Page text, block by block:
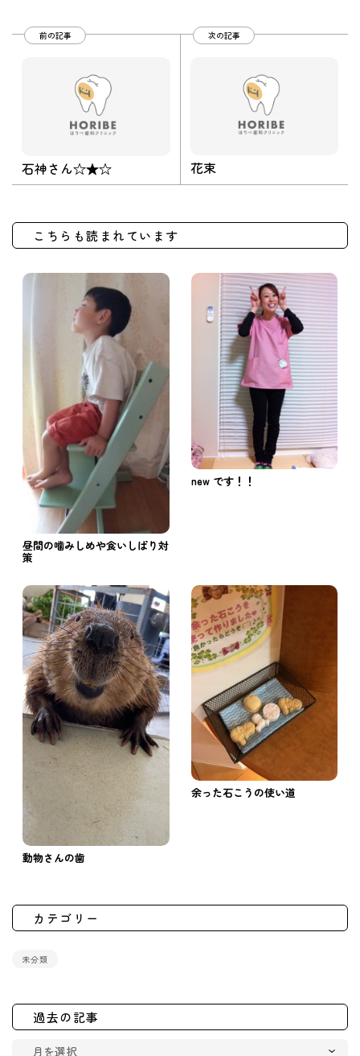
前の記事
石神さん☆★☆
次の記事
花束
こちらも読まれています
昼間の噛みしめや食いしばり対
策
new です！！
動物さんの歯
余った石こうの使い道
カテゴリー
未分類
過去の記事